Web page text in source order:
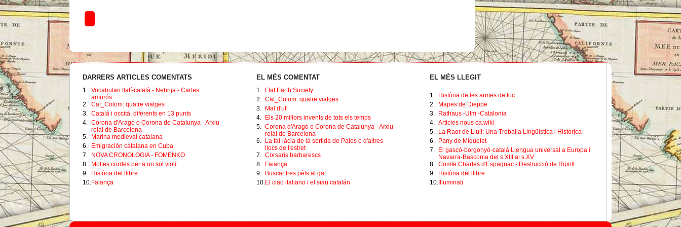
DARRERS ARTICLES COMENTATS
1. Vocabulari llatí-català - Nebrija - Carles
amorós
2. Cat_Colom: quatre viatges
3. Català i occità, diferents en 13 punts
4. Corona d'Aragó o Corona de Catalunya - Arxiu
reial de Barcelona
5.
Marina medieval catalana
6.
Emigración catalana en Cuba
7.
NOVA CRONOLOGIA - FOMENKO
8.
Moltes cordes per a un sol violí
9.
Història del llibre
10.Faiança
EL MÉS COMENTAT
1.
Flat Earth Society
2. Cat_Colom: quatre viatges
3.
Mal d'ull
4.
Els 20 millors invents de tots els temps
5. Corona d'Aragó o Corona de Catalunya - Arxiu
reial de Barcelona
6.
La fal·làcia de la sortida de Palos o d'altres
llocs de l'estret
7. Corsaris barbarescs
8.
Faiança
9.
Buscar tres pèls al gat
10.El ciao italiano i el siau catalán
EL MÉS LLEGIT
1.
Història de les armes de foc
2.
Mapes de Dieppe
3.
Rathaus -Ulm -Catalonia
4. Articles nous ca.wiki
5.
La Raor de Llull: Una Troballa Lingüística i Històrica
6.
Pany de Miquelet
7.
El gascó-borgonyó-català Llengua universal a Europa i
Navarra-Basconia del s.XIII al s.XV
8. Comte Charles d'Espagnac - Destrucció de Ripoll
9.
Història del llibre
10. Illuminati